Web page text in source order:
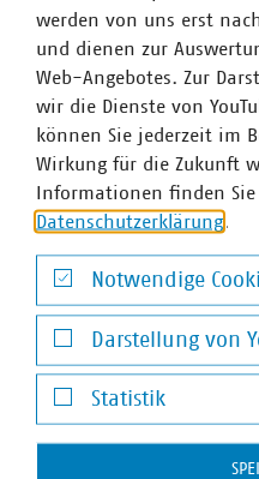
Das Bundeskabinett hat
Energie- und
des Entwurfs sind eine
für Unternehmen des
eine praxisgerechte
werden von uns erst
und dienen zur
Web-Angebotes. Zur
wir die Dienste von
können Sie jederzeit im
Wirkung für die Zukunft
Informationen finden
Datenschutzerklärung.
Notwendige
Notwendige Cookies
Darstellung von
Darstellung von
Statistik
Statistik